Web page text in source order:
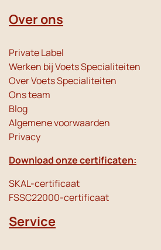
Over ons
Private Label
Werken bij Voets Specialiteiten
Over Voets Specialiteiten
Ons team
Blog
Algemene voorwaarden
Privacy
Download onze certificaten:
SKAL-certificaat
FSSC22000-certificaat
Service